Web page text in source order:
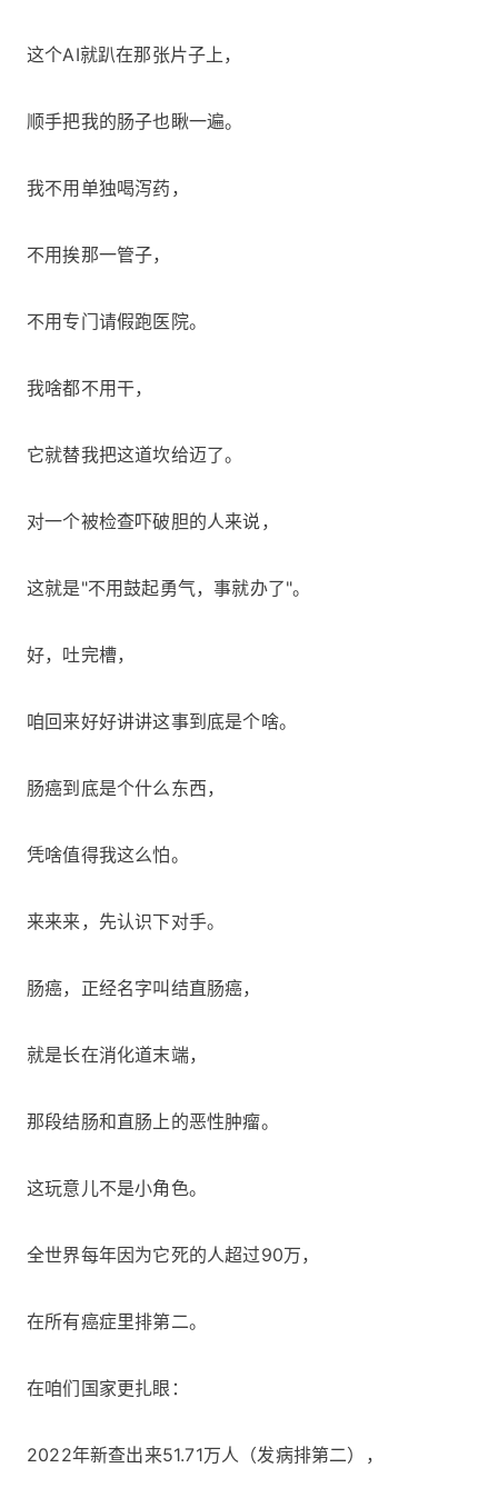
这个AI就趴在那张片子上，
顺手把我的肠子也瞅一遍。
我不用单独喝泻药，
不用挨那一管子，
不用专门请假跑医院。
我啥都不用干，
它就替我把这道坎给迈了。
对一个被检查吓破胆的人来说，
这就是"不用鼓起勇气，事就办了"。
好，吐完槽，
咱回来好好讲讲这事到底是个啥。
肠癌到底是个什么东西，
凭啥值得我这么怕。
来来来，先认识下对手。
肠癌，正经名字叫结直肠癌，
就是长在消化道末端，
那段结肠和直肠上的恶性肿瘤。
这玩意儿不是小角色。
全世界每年因为它死的人超过90万，
在所有癌症里排第二。
在咱们国家更扎眼：
2022年新查出来51.71万人（发病排第二），